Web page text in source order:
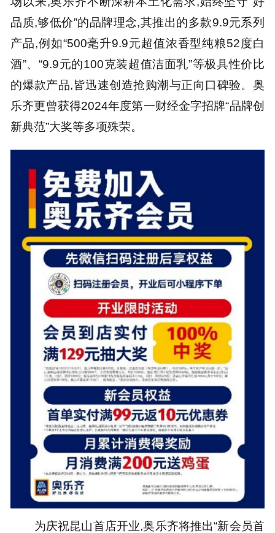
品质,够低价”的品牌理念,其推出的多款9.9元系列
产品,例如“500毫升9.9元超值浓香型纯粮52度白
酒”、“9.9元的100克装超值洁面乳”等极具性价比
的爆款产品,皆迅速创造抢购潮与正向口碑验。奥
乐齐更曾获得2024年度第一财经金字招牌“品牌创
新典范”大奖等多项殊荣。
为庆祝昆山首店开业,奥乐齐将推出“新会员首